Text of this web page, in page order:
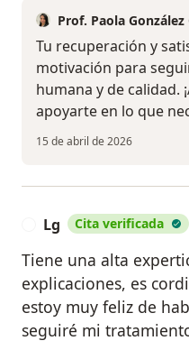
Prof. Paola González
Tu recuperación y
motivación para
humana y de calidad.
apoyarte en lo que
15 de abril de 2026
Lg Cita verificada
Tiene una alta
explicaciones, es
estoy muy feliz de
seguiré mi